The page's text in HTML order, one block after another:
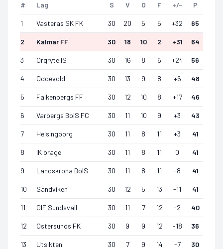
# Lag S V O F +/- P
1 Vasteras SK FK 30 20 5 5 +32 65
2 Kalmar FF 30 18 10 2 +31 64
3 Orgryte IS 30 16 8 6 +24 56
4 Oddevold 30 13 9 8 +6 48
5 Falkenbergs FF 30 12 10 8 +17 46
6 Varbergs BoIS FC 30 11 10 9 +3 43
7 Helsingborg 30 11 8 11 +3 41
8 IK brage 30 11 8 11 0 41
9 Landskrona BoIS 30 11 8 11 -8 41
10 Sandviken 30 12 5 13 -11 41
11 GIF Sundsvall 30 11 7 12 -2 40
12 Ostersunds FK 30 9 9 12 -18 36
13 Utsikten 30 7 9 14 -7 30